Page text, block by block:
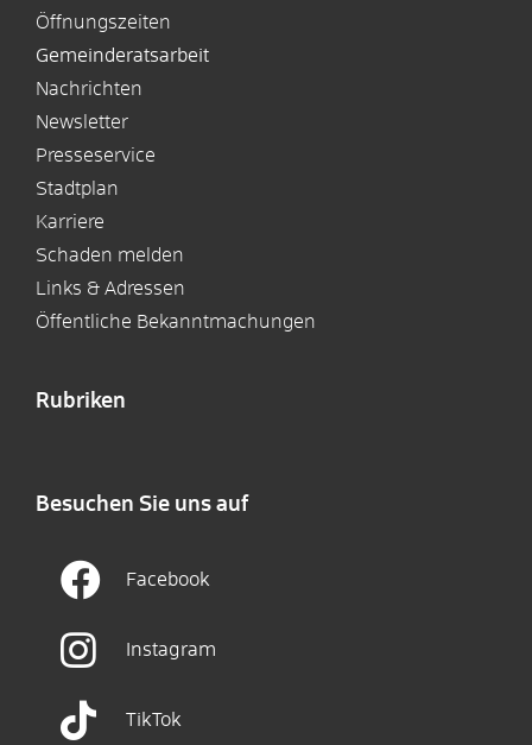
Öffnungszeiten
Gemeinderatsarbeit
Nachrichten
Newsletter
Presseservice
Stadtplan
Karriere
Schaden melden
Links & Adressen
Öffentliche Bekanntmachungen
Rubriken
Besuchen Sie uns auf
Facebook
Instagram
TikTok